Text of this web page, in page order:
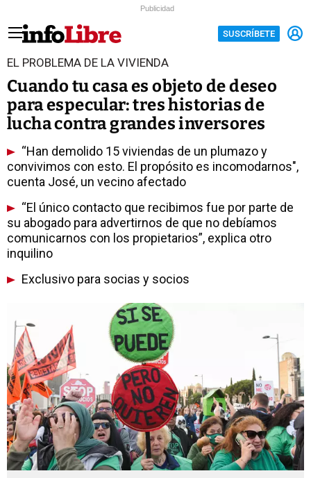
Publicidad
SUSCRÍBETE
EL PROBLEMA DE LA VIVIENDA
Cuando tu casa es objeto de deseo
para especular: tres historias de
lucha contra grandes inversores
“Han demolido 15 viviendas de un plumazo y
convivimos con esto. El propósito es incomodarnos",
cuenta José, un vecino afectado
“El único contacto que recibimos fue por parte de
su abogado para advertirnos de que no debíamos
comunicarnos con los propietarios”, explica otro
inquilino
Exclusivo para socias y socios